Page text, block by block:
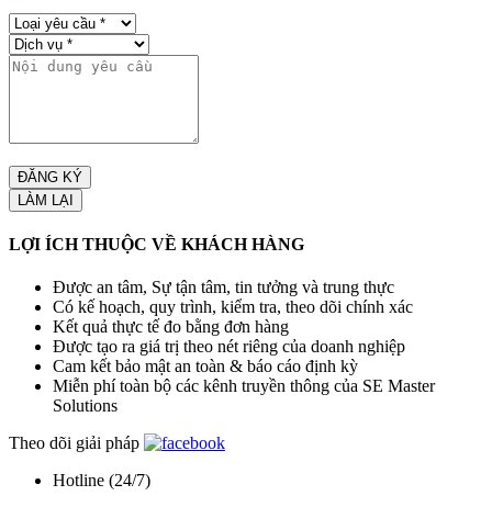
LỢI ÍCH THUỘC VỀ KHÁCH HÀNG
Được an tâm, Sự tận tâm, tin tưởng và trung thực
Có kế hoạch, quy trình, kiểm tra, theo dõi chính xác
Kết quả thực tế đo bằng đơn hàng
Được tạo ra giá trị theo nét riêng của doanh nghiệp
Cam kết bảo mật an toàn & báo cáo định kỳ
Miễn phí toàn bộ các kênh truyền thông của SE Master
Solutions
Theo dõi giải pháp
Hotline (24/7)